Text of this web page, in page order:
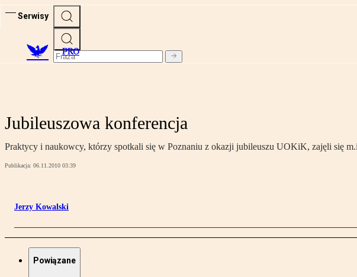
Serwisy
PRO
Jubileuszowa konferencja
Praktycy i naukowcy, którzy spotkali się w Poznaniu z okazji jubileuszu UOKiK, zajęli się
Publikacja: 06.11.2010 03:39
Jerzy Kowalski
Powiązane